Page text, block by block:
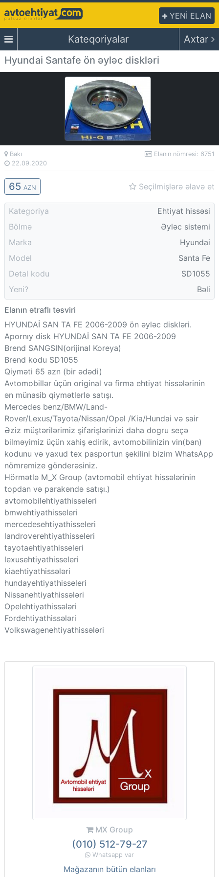
YENİ ELAN
Kateqoriyalar
Axtar
Hyundai Santafe ön əyləc diskləri
Bakı
22.09.2020
Elanın nömrəsi: 6751
65 AZN Seçilmişlərə əlavə et
Kategoriya
Ehtiyat hissəsi
Bölmə
Əyləc sistemi
Marka
Hyundai
Model
Santa Fe
Detal kodu
SD1055
Yeni?
Bəli
Elanın ətraflı təsviri
HYUNDAİ SAN TA FE 2006-2009 ön əyləc diskləri.
Apornıy disk HYUNDAİ SAN TA FE 2006-2009
Brend SANGSIN(orijinal Koreya)
Brend kodu SD1055
Qiyməti 65 azn (bir ədədi)
Avtomobillər üçün original və firma ehtiyat hissələrinin
ən münasib qiymətlərlə satışı.
Mercedes benz/BMW/Land-
Rover/Lexus/Tayota/Nissan/Opel /Kia/Hundai və sair
Əziz müştərilərimiz şifarişlərinizi daha dogru seçə
bilməyimiz üçün xahiş edirik, avtomobilinizin vin(ban)
kodunu və yaxud tex pasportun şekilini bizim WhatsApp
nömremize gönderəsiniz.
Hörmətlə M_X Group (avtomobil ehtiyat hissələrinin
topdan və parakəndə satışı.)
avtomobilehtiyathisseleri
bmwehtiyathisseleri
mercedesehtiyathisseleri
landroverehtiyathisseleri
tayotaehtiyathisseleri
lexusehtiyathisseleri
kiaehtiyathissələri
hundayehtiyathisseleri
Nissanehtiyathissələri
Opelehtiyathissələri
Fordehtiyathissələri
Volkswagenehtiyathissələri
MX Group
(010) 512-79-27
Whatsapp var
Mağazanın bütün elanları